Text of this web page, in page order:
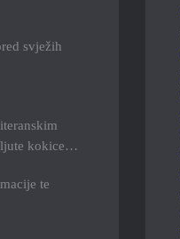
svježih
ljute kokice…
te